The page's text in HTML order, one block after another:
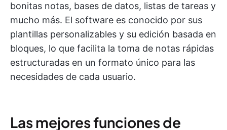
bonitas notas, bases de datos, listas de tareas y
mucho más. El software es conocido por sus
plantillas personalizables y su edición basada en
bloques, lo que facilita la toma de notas rápidas
estructuradas en un formato único para las
necesidades de cada usuario.
Las mejores funciones de